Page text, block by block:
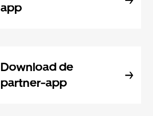
app
Download de
partner-app